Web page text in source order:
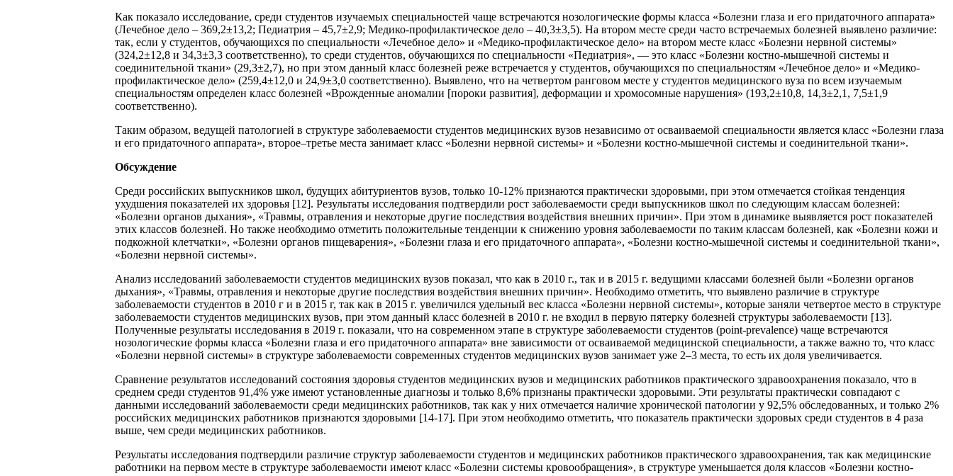
Как показало исследование, среди студентов изучаемых специальностей чаще встречаются нозологические формы класса «Болезни глаза и его придаточного аппарата»
(Лечебное дело – 369,2±13,2; Педиатрия – 45,7±2,9; Медико-профилактическое дело – 40,3±3,5). На втором месте среди часто встречаемых болезней выявлено различие:
так, если у студентов, обучающихся по специальности «Лечебное дело» и «Медико-профилактическое дело» на втором месте класс «Болезни нервной системы»
(324,2±12,8 и 34,3±3,3 соответственно), то среди студентов, обучающихся по специальности «Педиатрия», — это класс «Болезни костно-мышечной системы и
соединительной ткани» (29,3±2,7), но при этом данный класс болезней реже встречается у студентов, обучающихся по специальностям «Лечебное дело» и «Медико-
профилактическое дело» (259,4±12,0 и 24,9±3,0 соответственно). Выявлено, что на четвертом ранговом месте у студентов медицинского вуза по всем изучаемым
специальностям определен класс болезней «Врожденные аномалии [пороки развития], деформации и хромосомные нарушения» (193,2±10,8, 14,3±2,1, 7,5±1,9
соответственно).
Таким образом, ведущей патологией в структуре заболеваемости студентов медицинских вузов независимо от осваиваемой специальности является класс «Болезни глаза
и его придаточного аппарата», второе–третье места занимает класс «Болезни нервной системы» и «Болезни костно-мышечной системы и соединительной ткани».
Обсуждение
Среди российских выпускников школ, будущих абитуриентов вузов, только 10-12% признаются практически здоровыми, при этом отмечается стойкая тенденция
ухудшения показателей их здоровья [12]. Результаты исследования подтвердили рост заболеваемости среди выпускников школ по следующим классам болезней:
«Болезни органов дыхания», «Травмы, отравления и некоторые другие последствия воздействия внешних причин». При этом в динамике выявляется рост показателей
этих классов болезней. Но также необходимо отметить положительные тенденции к снижению уровня заболеваемости по таким классам болезней, как «Болезни кожи и
подкожной клетчатки», «Болезни органов пищеварения», «Болезни глаза и его придаточного аппарата», «Болезни костно-мышечной системы и соединительной ткани»,
«Болезни нервной системы».
Анализ исследований заболеваемости студентов медицинских вузов показал, что как в 2010 г., так и в 2015 г. ведущими классами болезней были «Болезни органов
дыхания», «Травмы, отравления и некоторые другие последствия воздействия внешних причин». Необходимо отметить, что выявлено различие в структуре
заболеваемости студентов в 2010 г и в 2015 г, так как в 2015 г. увеличился удельный вес класса «Болезни нервной системы», которые заняли четвертое место в структуре
заболеваемости студентов медицинских вузов, при этом данный класс болезней в 2010 г. не входил в первую пятерку болезней структуры заболеваемости [13].
Полученные результаты исследования в 2019 г. показали, что на современном этапе в структуре заболеваемости студентов (point-prevalence) чаще встречаются
нозологические формы класса «Болезни глаза и его придаточного аппарата» вне зависимости от осваиваемой медицинской специальности, а также важно то, что класс
«Болезни нервной системы» в структуре заболеваемости современных студентов медицинских вузов занимает уже 2–3 места, то есть их доля увеличивается.
Сравнение результатов исследований состояния здоровья студентов медицинских вузов и медицинских работников практического здравоохранения показало, что в
среднем среди студентов 91,4% уже имеют установленные диагнозы и только 8,6% признаны практически здоровыми. Эти результаты практически совпадают с
данными исследований заболеваемости среди медицинских работников, так как у них отмечается наличие хронической патологии у 92,5% обследованных, и только 2%
российских медицинских работников признаются здоровыми [14-17]. При этом необходимо отметить, что показатель практически здоровых среди студентов в 4 раза
выше, чем среди медицинских работников.
Результаты исследования подтвердили различие структур заболеваемости студентов и медицинских работников практического здравоохранения, так как медицинские
работники на первом месте в структуре заболеваемости имеют класс «Болезни системы кровообращения», в структуре уменьшается доля классов «Болезни костно-